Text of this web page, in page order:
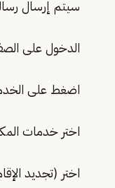
سيتم إرسال
الدخول على
اضغط على
اختر خدمات
اختر (تجديد